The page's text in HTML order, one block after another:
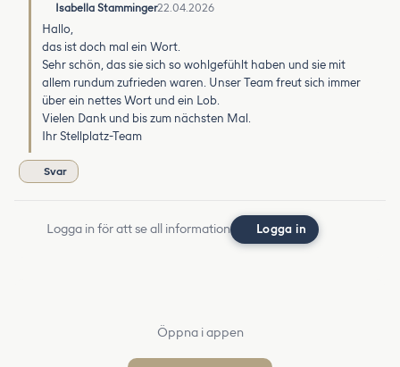
Isabella Stamminger22.04.2026
Hallo,
das ist doch mal ein Wort.
Sehr schön, das sie sich so wohlgefühlt haben und sie mit
allem rundum zufrieden waren. Unser Team freut sich immer
über ein nettes Wort und ein Lob.
Vielen Dank und bis zum nächsten Mal.
Ihr Stellplatz-Team
Svar
Logga in för att se all information Logga in
Öppna i appen